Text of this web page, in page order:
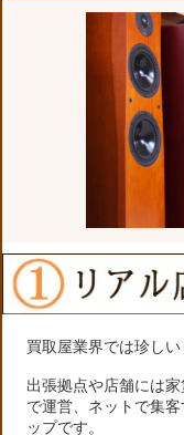
買取屋業界では珍し
出張拠点や店舗には
で運営、ネットで集
ップです。